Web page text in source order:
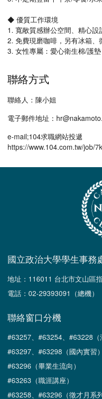
◆ 優質工作環境
1. 寬敞質感辦公空間、精心設
2. 免費現磨咖啡，另有冰箱
3. 女性專屬：愛心衛生棉/護墊
聯絡方式
聯絡人：陳小姐
電子郵件地址：
e-mail;104求職網站投遞
https://www.104.com.tw/job/
國立政治大學學生事務
地址：116011 台北市文山區
電話：02-29393091（總機）
聯絡窗口分機
#63257、#63254、#63228（
#63297、#63298（國內實習）
#63296（畢業生流向）
#63263（職涯講座）
#63258、#63296（徵才月系